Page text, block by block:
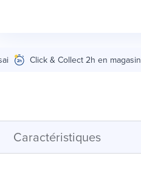
Click & Collect 2h en magasin
Caractéristiques